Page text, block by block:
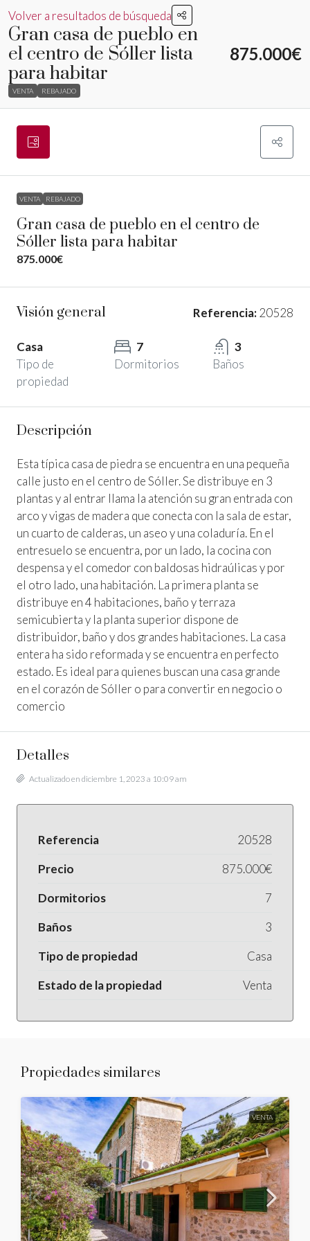
Volver a resultados de búsqueda
Gran casa de pueblo en
el centro de Sóller lista
para habitar
875.000€
VENTA REBAJADO
VENTA REBAJADO
Gran casa de pueblo en el centro de
Sóller lista para habitar
875.000€
Visión general Referencia: 20528
Casa
Tipo de
propiedad
7
Dormitorios
3
Baños
Descripción
Esta típica casa de piedra se encuentra en una pequeña
calle justo en el centro de Sóller. Se distribuye en 3
plantas y al entrar llama la atención su gran entrada con
arco y vigas de madera que conecta con la sala de estar,
un cuarto de calderas, un aseo y una coladuría. En el
entresuelo se encuentra, por un lado, la cocina con
despensa y el comedor con baldosas hidraúlicas y por
el otro lado, una habitación. La primera planta se
distribuye en 4 habitaciones, baño y terraza
semicubierta y la planta superior dispone de
distribuidor, baño y dos grandes habitaciones. La casa
entera ha sido reformada y se encuentra en perfecto
estado. Es ideal para quienes buscan una casa grande
en el corazón de Sóller o para convertir en negocio o
comercio
Detalles
Actualizado en diciembre 1, 2023 a 10:09 am
Referencia
20528
Precio
875.000€
Dormitorios
7
Baños
3
Tipo de propiedad
Casa
Estado de la propiedad
Venta
Propiedades similares
VENTA